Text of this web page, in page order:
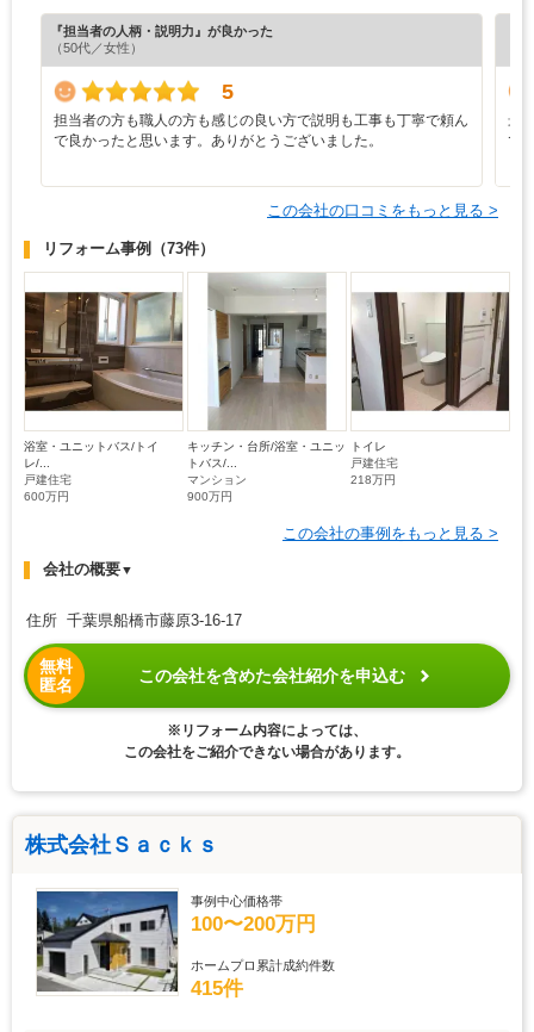
『担当者の人柄・説明力』が良かった
（50代／女性）
5
担当者の方も職人の方も感じの良い方で説明も工事も丁寧で頼ん
で良かったと思います。ありがとうございました。
最
で
この会社の口コミをもっと見る >
リフォーム事例 （73件）
浴室・ユニットバス/トイ
レ/...
戸建住宅
600万円
キッチン・台所/浴室・ユニッ
トバス/...
マンション
900万円
トイレ
戸建住宅
218万円
この会社の事例をもっと見る >
会社の概要▼
住所 千葉県船橋市藤原3-16-17
無料
匿名
この会社を含めた会社紹介を申込む
※リフォーム内容によっては、
この会社をご紹介できない場合があります。
株式会社Ｓａｃｋｓ
事例中心価格帯
100〜200万円
ホームプロ累計成約件数
415件